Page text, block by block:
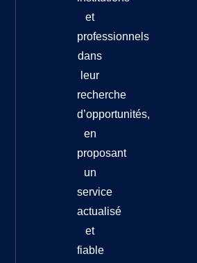
et
professionnels
dans
leur
recherche
d’opportunités,
en
proposant
un
service
actualisé
et
fiable